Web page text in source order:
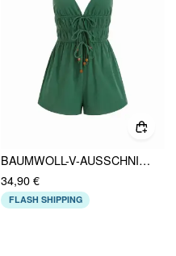
BAUMWOLL-V-AUSSCHNITT MID RISE RÜSCHEN KORDELZUG STRAMPLER
34,90 €
FLASH SHIPPING